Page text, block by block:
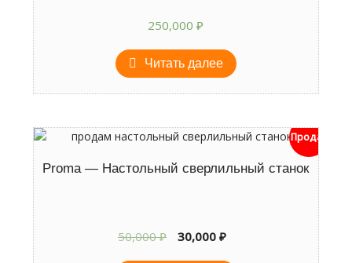
250,000₽
Читать далее
Продан
Proma — Настольный сверлильный станок
50,000₽
Первоначальная
30,000 ₽